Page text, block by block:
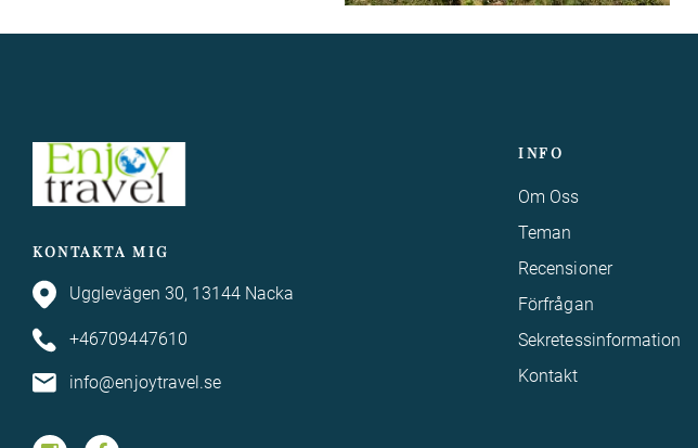
KONTAKTA MIG
Ugglevägen 30, 13144 Nacka
+46709447610
info@enjoytravel.se
INFO
Om Oss
Teman
Recensioner
Förfrågan
Sekretessinformation
Kontakt